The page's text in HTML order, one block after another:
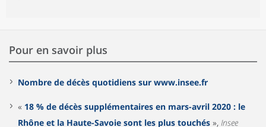
Pour en savoir plus
Nombre de décès quotidiens sur www.insee.fr
« 18 % de décès supplémentaires en mars-avril 2020 : le
Rhône et la Haute-Savoie sont les plus touchés », Insee